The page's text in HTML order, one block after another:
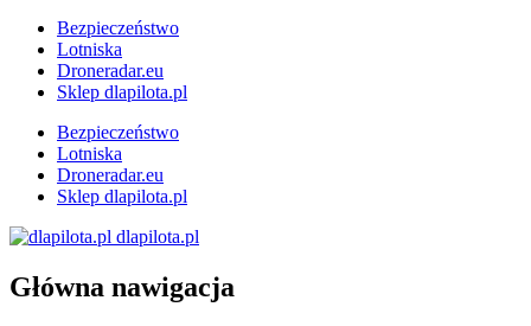
Bezpieczeństwo
Lotniska
Droneradar.eu
Sklep dlapilota.pl
Bezpieczeństwo
Lotniska
Droneradar.eu
Sklep dlapilota.pl
dlapilota.pl
Główna nawigacja